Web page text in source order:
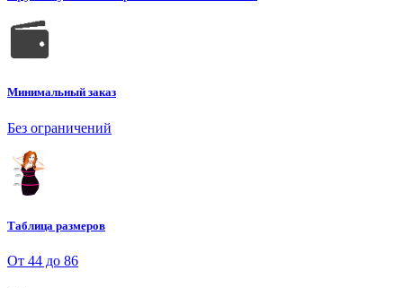
Минимальный заказ
Без ограничений
Таблица размеров
От 44 до 86